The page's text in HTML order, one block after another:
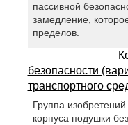
пассивной
замедление,
пределов.
безопасности
транспортного
Группа
корпуса подушки